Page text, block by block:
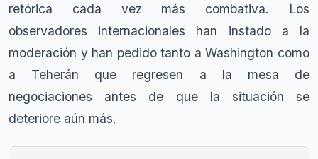
retórica cada vez más combativa. Los
observadores internacionales han instado a la
moderación y han pedido tanto a Washington como
a Teherán que regresen a la mesa de
negociaciones antes de que la situación se
deteriore aún más.